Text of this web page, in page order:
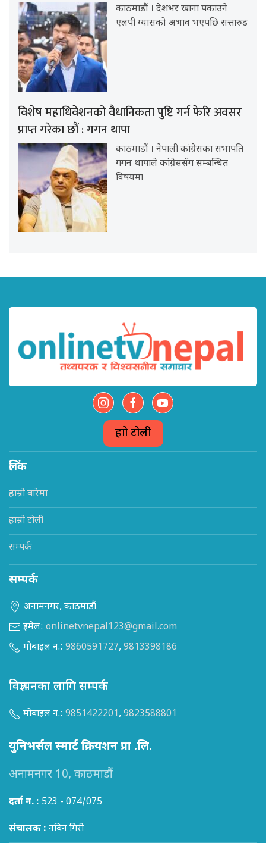
काठमाडौं । देशभर खाना पकाउने
एलपी ग्यासको अभाव भएपछि सत्तारुढ
विशेष महाधिवेशनको वैधानिकता पुष्टि गर्न फेरि अवसर
प्राप्त गरेका छौं : गगन थापा
काठमाडौं । नेपाली कांग्रेसका सभापति
गगन थापाले कांग्रेससँग सम्बन्धित
विषयमा
हाम्रो टोली
लिंक
हाम्रो बारेमा
हाम्रो टोली
सम्पर्क
सम्पर्क
अनामनगर, काठमाडौं
इमेल: onlinetvnepal123@gmail.com
मोबाइल न.: 9860591727, 9813398186
विज्ञापनका लागि सम्पर्क
मोबाइल न.: 9851422201, 9823588801
युनिभर्सल स्मार्ट क्रियशन प्रा .लि.
अनामनगर 10, काठमाडौं
दर्ता न. : 523 - 074/075
संचालक : नबिन गिरी